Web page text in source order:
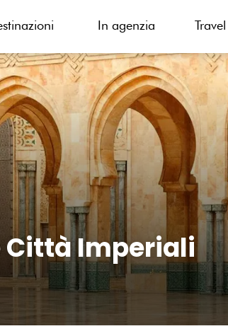
In agenzia
Città Imperiali